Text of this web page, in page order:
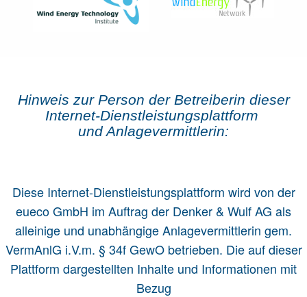
Hinweis zur Person der Betreiberin dieser
Internet-Dienst­leistungs­plattform
und Anlage­vermittlerin:
Diese Internet-Dienstleistungsplattform wird von der
eueco GmbH im Auftrag der Denker & Wulf AG als
alleinige und unabhängige Anlagevermittlerin gem.
VermAnlG i.V.m. § 34f GewO betrieben. Die auf dieser
Plattform dargestellten Inhalte und Informationen mit
Bezug